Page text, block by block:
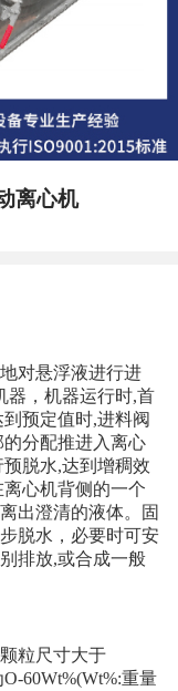
离心机
对悬浮液进行进
器，机器运行时,首
预定值时,进料阀
分配推进入离心
脱水,达到增稠效
心机背侧的一个
出澄清的液体。固
脱水，必要时可安
排放,或合成一般
粒尺寸大于
60Wt%(Wt%:重量